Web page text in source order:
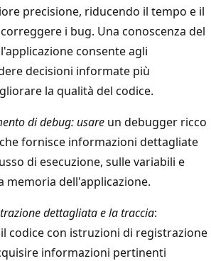
precisione, riducendo il tempo e il
i bug. Una conoscenza del
consente agli
decisioni informate più
la qualità del codice.
di debug: usare un debugger ricco
fornisce informazioni dettagliate
di esecuzione, sulle variabili e
memoria dell'applicazione.
dettagliata e la traccia:
codice con istruzioni di registrazione
informazioni pertinenti